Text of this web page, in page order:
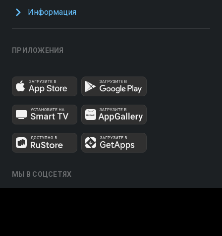
Информация
ПРИЛОЖЕНИЯ
МЫ В СОЦСЕТЯХ